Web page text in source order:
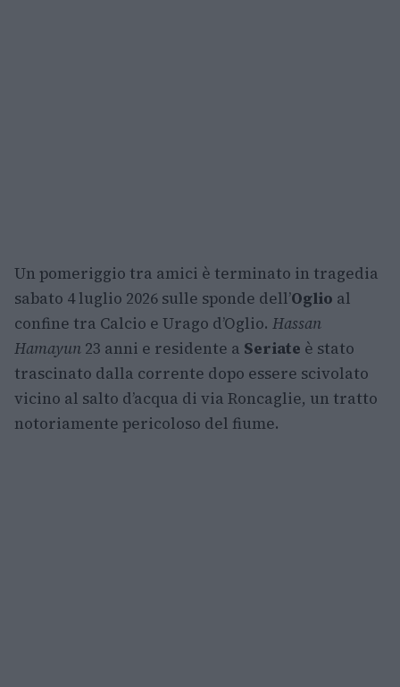
Un pomeriggio tra amici è terminato in tragedia
sabato 4 luglio 2026 sulle sponde dell’Oglio al
confine tra Calcio e Urago d’Oglio. Hassan
Hamayun 23 anni e residente a Seriate è stato
trascinato dalla corrente dopo essere scivolato
vicino al salto d’acqua di via Roncaglie, un tratto
notoriamente pericoloso del fiume.